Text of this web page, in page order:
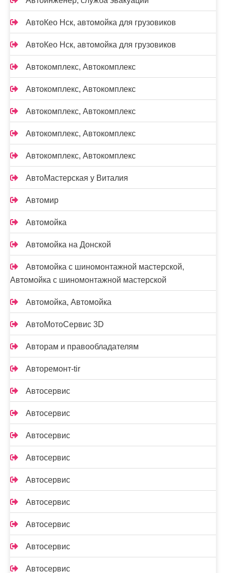
АвтоКео Нск, автомойка для грузовиков
АвтоКео Нск, автомойка для грузовиков
Автокомплекс, Автокомплекс
Автокомплекс, Автокомплекс
Автокомплекс, Автокомплекс
Автокомплекс, Автокомплекс
Автокомплекс, Автокомплекс
АвтоМастерская у Виталия
Автомир
Автомойка
Автомойка на Донской
Автомойка с шиномонтажной мастерской,
Автомойка с шиномонтажной мастерской
Автомойка, Автомойка
АвтоМотоСервис 3D
Авторам и правообладателям
Авторемонт-tir
Автосервис
Автосервис
Автосервис
Автосервис
Автосервис
Автосервис
Автосервис
Автосервис
Автосервис